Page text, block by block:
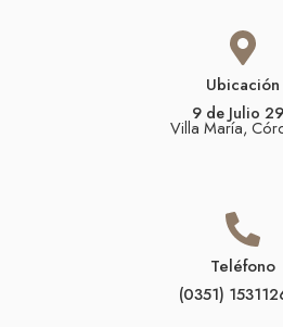
Ubicación
9 de Julio
Villa María,
Teléfono
(0351)